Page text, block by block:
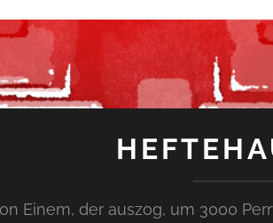
Einem, der auszog, um 3000